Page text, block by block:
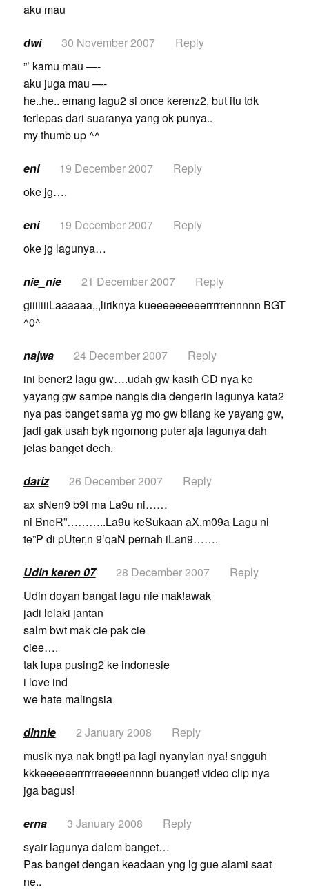
aku mau
dwi 30 November 2007
Reply
”’ kamu mau —-
aku juga mau —-
he..he.. emang lagu2 si once kerenz2, but itu tdk
terlepas dari suaranya yang ok punya..
my thumb up ^^
eni 19 December 2007
Reply
oke jg….
eni 19 December 2007
Reply
oke jg lagunya…
nie_nie 21 December 2007
Reply
giiiiiiiLaaaaaa,,,liriknya kueeeeeeeeerrrrrennnnn BGT
^0^
najwa 24 December 2007
Reply
ini bener2 lagu gw….udah gw kasih CD nya ke
yayang gw sampe nangis dia dengerin lagunya kata2
nya pas banget sama yg mo gw bilang ke yayang gw,
jadi gak usah byk ngomong puter aja lagunya dah
jelas banget dech.
dariz 26 December 2007
Reply
ax sNen9 b9t ma La9u ni……
ni BneR”………..La9u keSukaan aX,m09a Lagu ni
te”P di pUter,n 9’qaN pernah iLan9…….
Udin keren 07 28 December 2007
Reply
Udin doyan bangat lagu nie mak!awak
jadi lelaki jantan
salm bwt mak cie pak cie
ciee….
tak lupa pusing2 ke indonesie
i love ind
we hate malingsia
dinnie 2 January 2008
Reply
musik nya nak bngt! pa lagi nyanyian nya! sngguh
kkkeeeeeerrrrrreeeeennnn buanget! video clip nya
jga bagus!
erna 3 January 2008
Reply
syair lagunya dalem banget…
Pas banget dengan keadaan yng lg gue alami saat
ne..